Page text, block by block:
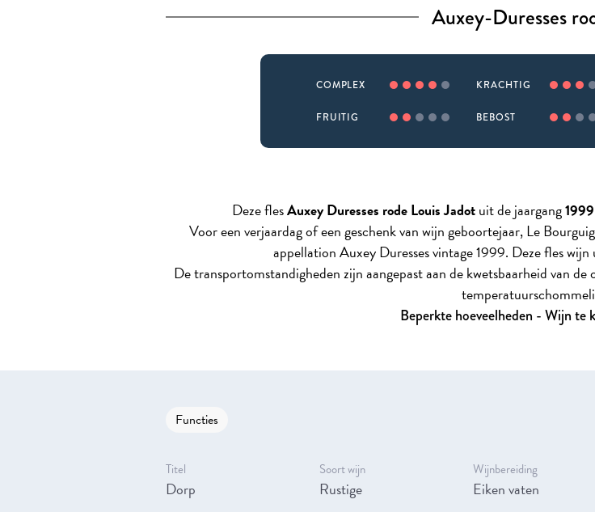
Auxey-Duresses
COMPLEX KRACHTIG
FRUITIG BEBOST
Deze flesAuxey Duresses rode Louis Jadotuit de jaargang1999
Voor een verjaardag of een geschenk van wijn geboortejaar, Le
appellation Auxey Duresses vintage 1999. Deze fles
De transportomstandigheden zijn aangepast aan de kwetsbaarheid van
Beperkte hoeveelheden - Wijn te
Functies
Titel
Dorp
Soort wijn
Rustige
Wijnbereiding
Eiken vaten